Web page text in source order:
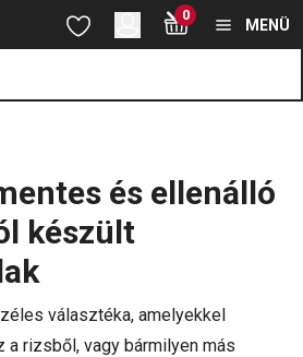
a fő tartalomhoz
a kereséshez
a navigációhoz 0
MENÜ
és ellenálló
készült
választéka, amelyekkel
rizsből, vagy bármilyen más